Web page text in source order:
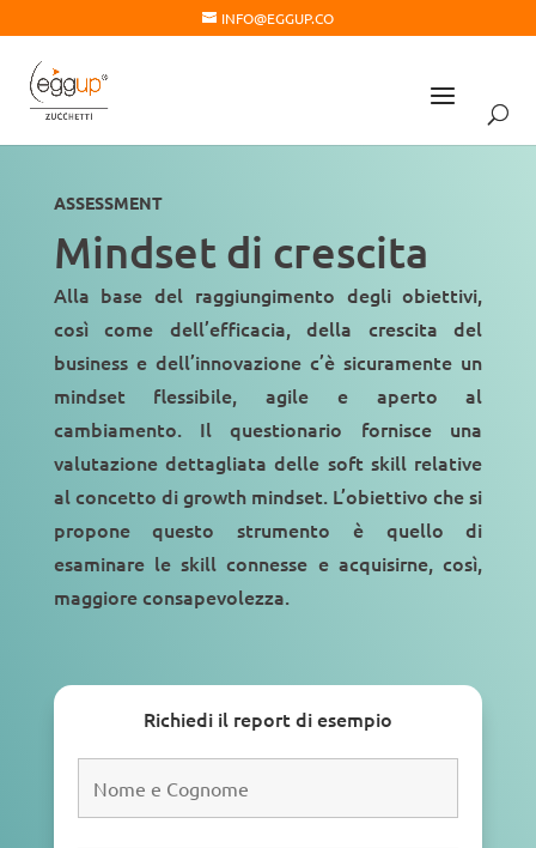
INFO@EGGUP.CO
ASSESSMENT
Mindset di crescita
Alla base del raggiungimento degli obiettivi,
così come dell’efficacia, della crescita del
business e dell’innovazionec’è sicuramente un
mindset flessibile, agile e aperto al
cambiamento. Il questionario fornisce una
valutazione dettagliata delle soft skill relative
al concetto di growth mindset. L’obiettivo che si
propone questo strumento è quello di
esaminare le skill connesse e acquisirne, così,
maggiore consapevolezza.
Richiedi il report di esempio